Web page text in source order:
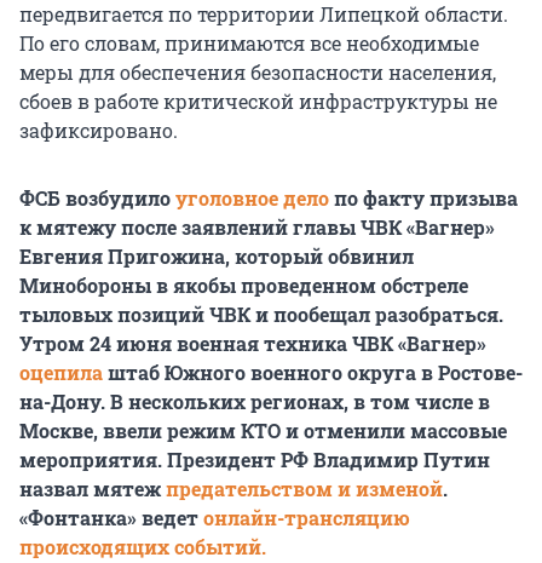
передвигается по территории Липецкой области.
По его словам, принимаются все необходимые
меры для обеспечения безопасности населения,
сбоев в работе критической инфраструктуры не
зафиксировано.
ФСБ возбудилоуголовное делопо факту призыва
к мятежу после заявлений главы ЧВК «Вагнер»
Евгения Пригожина, который обвинил
Минобороны в якобы проведенном обстреле
тыловых позиций ЧВК и пообещал разобраться.
Утром 24 июня военная техника ЧВК «Вагнер»
оцепилаштаб Южного военного округа в Ростове-
на-Дону.В нескольких регионах, в том числе в
Москве, ввели режим КТО и отменили массовые
мероприятия. Президент РФ Владимир Путин
назвал мятежпредательством и изменой.
«Фонтанка» ведетонлайн-трансляцию
происходящих событий.